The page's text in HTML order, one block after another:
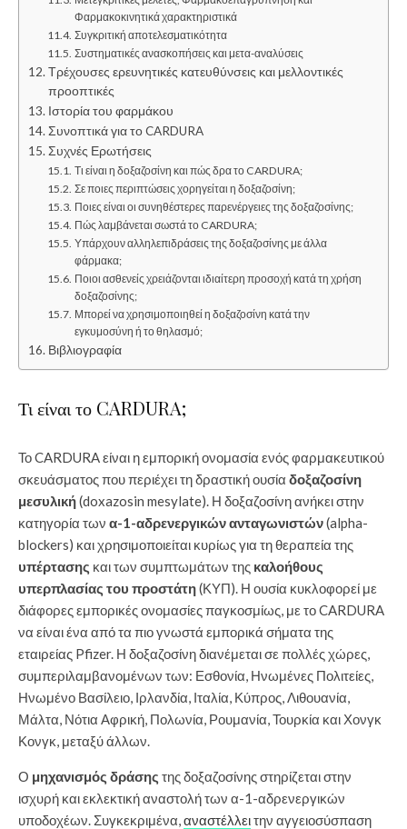
Φαρμακοκινητικά χαρακτηριστικά
Συγκριτική αποτελεσματικότητα
Συστηματικές ανασκοπήσεις και μετα-αναλύσεις
Τρέχουσες ερευνητικές κατευθύνσεις και μελλοντικές
προοπτικές
Ιστορία του φαρμάκου
Συνοπτικά για το CARDURA
Συχνές Ερωτήσεις
Τι είναι η δοξαζοσίνη και πώς δρα το CARDURA;
Σε ποιες περιπτώσεις χορηγείται η δοξαζοσίνη;
Ποιες είναι οι συνηθέστερες παρενέργειες της δοξαζοσίνης;
Πώς λαμβάνεται σωστά το CARDURA;
Υπάρχουν αλληλεπιδράσεις της δοξαζοσίνης με άλλα
φάρμακα;
Ποιοι ασθενείς χρειάζονται ιδιαίτερη προσοχή κατά τη χρήση
δοξαζοσίνης;
Μπορεί να χρησιμοποιηθεί η δοξαζοσίνη κατά την
εγκυμοσύνη ή το θηλασμό;
Βιβλιογραφία
Τι είναι το CARDURA;
Το CARDURA είναι η εμπορική ονομασία ενός φαρμακευτικού
σκευάσματος που περιέχει τη δραστική ουσία δοξαζοσίνη
μεσυλική(doxazosin mesylate). Η δοξαζοσίνη ανήκει στην
κατηγορία των α-1-αδρενεργικών ανταγωνιστών(alpha-
blockers) και χρησιμοποιείται κυρίως για τη θεραπεία της
υπέρτασης και των συμπτωμάτων της καλοήθους
υπερπλασίας του προστάτη(ΚΥΠ). Η ουσία κυκλοφορεί με
διάφορες εμπορικές ονομασίες παγκοσμίως, με το CARDURA
να είναι ένα από τα πιο γνωστά εμπορικά σήματα της
εταιρείας Pfizer. Η δοξαζοσίνη διανέμεται σε πολλές χώρες,
συμπεριλαμβανομένων των: Εσθονία, Ηνωμένες Πολιτείες,
Ηνωμένο Βασίλειο, Ιρλανδία, Ιταλία, Κύπρος, Λιθουανία,
Μάλτα, Νότια Αφρική, Πολωνία, Ρουμανία, Τουρκία και Χονγκ
Κονγκ, μεταξύ άλλων.
Ο μηχανισμός δράσης της δοξαζοσίνης στηρίζεται στην
ισχυρή και εκλεκτική αναστολή των α-1-αδρενεργικών
υποδοχέων. Συγκεκριμένα,αναστέλλειτην αγγειοσύσπαση